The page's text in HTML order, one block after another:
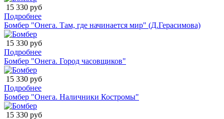
15 330 руб
Подробнее
Бомбер "Онега. Там, где начинается мир" (Д.Герасимова)
15 330 руб
Подробнее
Бомбер "Онега. Город часовщиков"
15 330 руб
Подробнее
Бомбер "Онега. Наличники Костромы"
15 330 руб